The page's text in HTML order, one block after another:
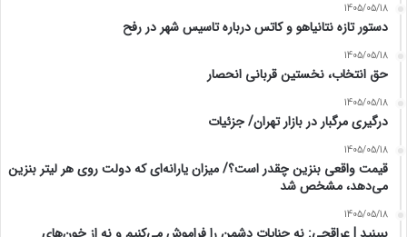
1405/05/18
دستور تازه نتانیاهو و کاتس درباره تاسیس شهر در رفح
1405/05/18
حق انتخاب، نخستین قربانی انحصار
1405/05/18
درگیری مرگبار در بازار تهران/ جزئیات
1405/05/18
قیمت واقعی بنزین چقدر است؟/ میزان یارانه‌ای که دولت روی هر لیتر بنزین
می‌دهد، مشخص شد
1405/05/18